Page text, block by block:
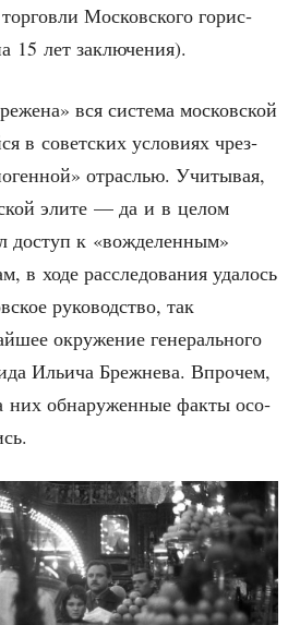
Мос­ков­ско­го гор­ис­
15 лет заключения).
вся систе­ма мос­ков­ской
в совет­ских усло­ви­ях чрез­
отрас­лью. Учи­ты­вая,
эли­те — да и в целом
доступ к «вожде­лен­ным»
в ходе рас­сле­до­ва­ния уда­лось
руко­вод­ство, так
окру­же­ние гене­раль­но­го
Ильи­ча Бреж­не­ва. Впро­чем,
них обна­ру­жен­ные фак­ты осо­